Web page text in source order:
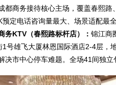
都商务接待核心主场，覆盖春熙
定电话咨询量最大、场景适配最
务KTV（春熙路标杆店）： 锦江商
1号雄飞大厦林恩国际酒店2-4层
决市中心停车难题。全场41间独